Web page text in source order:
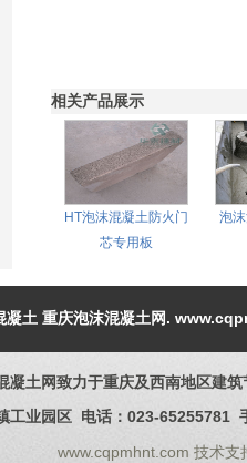
相关产品展示
HT泡沫混凝土防火门
芯专用板
泡
凝土 重庆泡沫混凝土网.
凝土网致力于重庆及西南地区建筑
工业园区 电话：023-
www.cqpmhnt.com 技术支